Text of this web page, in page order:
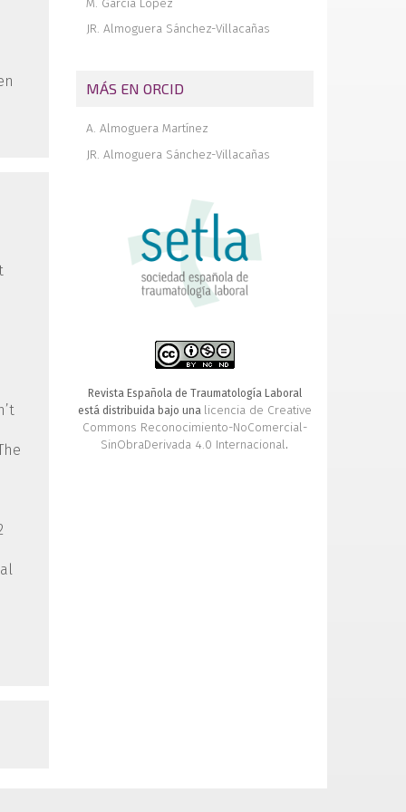
JR. Almoguera Sánchez-Villacañas
MÁS EN ORCID
A. Almoguera Martínez
JR. Almoguera Sánchez-Villacañas
Revista Española de Traumatología Laboral
está distribuida bajo una licencia de Creative
Commons Reconocimiento-NoComercial-
SinObraDerivada 4.0 Internacional.